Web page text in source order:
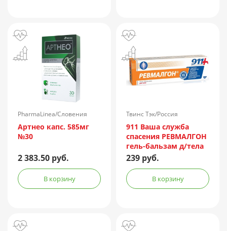
PharmaLinea/Словения
Артнео капс. 585мг
№30
2 383.50 руб.
В корзину
Твинс Тэк/Россия
911 Ваша служба
спасения РЕВМАЛГОН
гель-бальзам д/тела
100мл
239 руб.
В корзину